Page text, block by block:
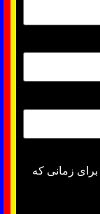
زمانی که